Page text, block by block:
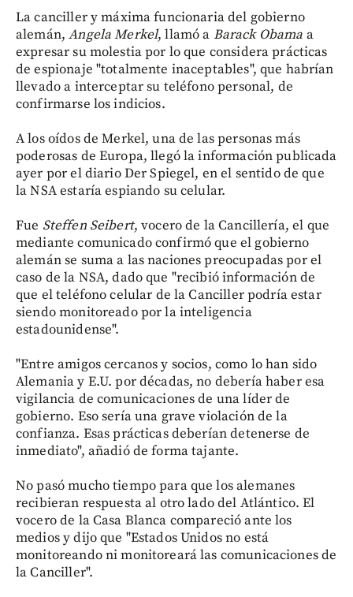
La canciller y máxima funcionaria del gobierno
alemán,Angela Merkel, llamó a Barack Obama a
expresar su molestia por lo que considera prácticas
de espionaje "totalmente inaceptables", que habrían
llevado a interceptar su teléfono personal, de
confirmarse los indicios.
A los oídos de Merkel, una de las personas más
poderosas de Europa, llegó la información publicada
ayer por el diario Der Spiegel, en el sentido de que
la NSA estaría espiando su celular.
Fue Steffen Seibert, vocero de la Cancillería, el que
mediante comunicado confirmó que el gobierno
alemán se suma a las naciones preocupadas por el
caso de la NSA, dado que "recibió información de
que el teléfono celular de la Canciller podría estar
siendo monitoreado por la inteligencia
estadounidense".
"Entre amigos cercanos y socios, como lo han sido
Alemania y E.U. por décadas, no debería haber esa
vigilancia de comunicaciones de una líder de
gobierno. Eso sería una grave violación de la
confianza. Esas prácticas deberían detenerse de
inmediato", añadió de forma tajante.
No pasó mucho tiempo para que los alemanes
recibieran respuesta al otro lado del Atlántico. El
vocero de la Casa Blanca compareció ante los
medios y dijo que "Estados Unidos no está
monitoreando ni monitoreará las comunicaciones de
la Canciller".